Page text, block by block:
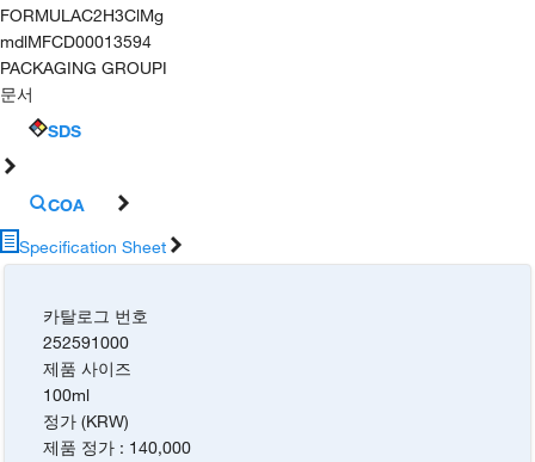
FORMULAC2H3ClMg
mdlMFCD00013594
PACKAGING GROUPI
문서
SDS
COA
Specification Sheet
카탈로그 번호
252591000
제품 사이즈
100ml
정가 (KRW)
제품 정가 : 140,000